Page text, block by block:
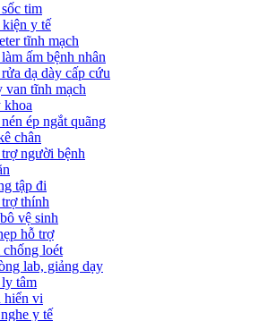
tim
y tế
tĩnh mạch
ấm bệnh nhân
dạ dày cấp cứu
tĩnh mạch
ép ngắt quãng
chân
người bệnh
tập đi
thính
vệ sinh
hỗ trợ
chống loét
lab, giảng dạy
tâm
hiển vi
y tế